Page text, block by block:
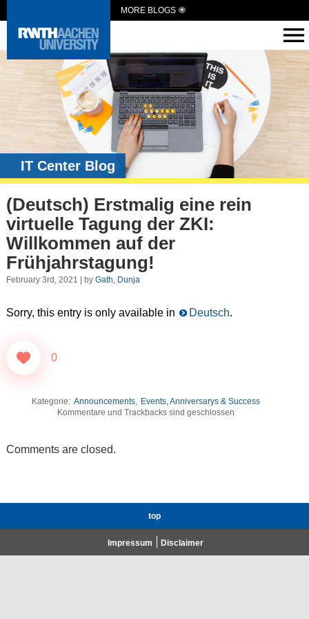
MORE BLOGS
IT Center Blog
(Deutsch) Erstmalig eine rein
virtuelle Tagung der ZKI:
Willkommen auf der
Frühjahrstagung!
February 3rd, 2021 | by Gath, Dunja
Sorry, this entry is only available in Deutsch.
0
Kategorie: Announcements, Events, Anniversarys & Success
Kommentare und Trackbacks sind geschlossen
Comments are closed.
top
Impressum Disclaimer